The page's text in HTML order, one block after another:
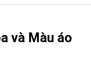
và Màu áo